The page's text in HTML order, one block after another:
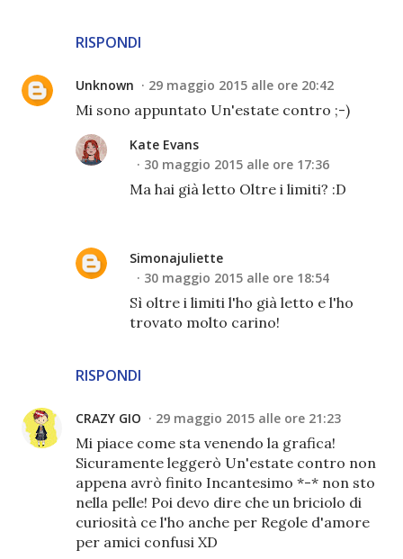
RISPONDI
Unknown 29 maggio 2015 alle ore 20:42
Mi sono appuntato Un'estate contro ;-)
RISPONDI
Kate Evans
30 maggio 2015 alle ore 17:36
Ma hai già letto Oltre i limiti? :D
Simonajuliette
30 maggio 2015 alle ore 18:54
Sì oltre i limiti l'ho già letto e l'ho
trovato molto carino!
CRAZY GIO 29 maggio 2015 alle ore 21:23
Mi piace come sta venendo la grafica!
Sicuramente leggerò Un'estate contro non
appena avrò finito Incantesimo *-* non sto
nella pelle! Poi devo dire che un briciolo di
curiosità ce l'ho anche per Regole d'amore
per amici confusi XD